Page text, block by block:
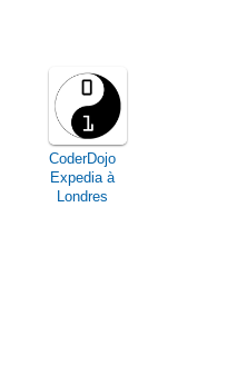
CoderDojo
Expedia à
Londres